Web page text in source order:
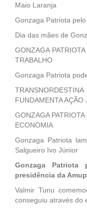
Maio Laranja
Gonzaga Patriota
Dia das mães de
GONZAGA
TRABALHO
Gonzaga Patriota
FUNDAMENTA AÇÃO
GONZAGA
ECONOMIA
Gonzaga Patriota
Salgueiro Ivo Júnior
Gonzaga Patriota
presidência da
Valmir Tunu
conseguiu através do